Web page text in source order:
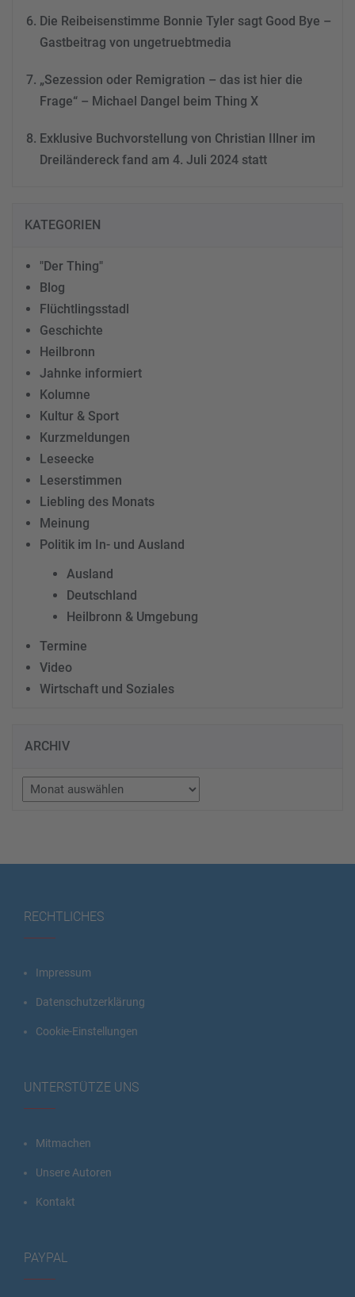
Die Reibeisenstimme Bonnie Tyler sagt Good Bye –
Gastbeitrag von ungetruebtmedia
„Sezession oder Remigration – das ist hier die
Frage“ – Michael Dangel beim Thing X
Exklusive Buchvorstellung von Christian Illner im
Dreiländereck fand am 4. Juli 2024 statt
KATEGORIEN
"Der Thing"
Blog
Flüchtlingsstadl
Geschichte
Heilbronn
Jahnke informiert
Kolumne
Kultur & Sport
Kurzmeldungen
Leseecke
Leserstimmen
Liebling des Monats
Meinung
Politik im In- und Ausland
Ausland
Deutschland
Heilbronn & Umgebung
Termine
Video
Wirtschaft und Soziales
ARCHIV
Archiv
RECHTLICHES
Impressum
Datenschutzerklärung
Cookie-Einstellungen
UNTERSTÜTZE UNS
Mitmachen
Unsere Autoren
Kontakt
PAYPAL